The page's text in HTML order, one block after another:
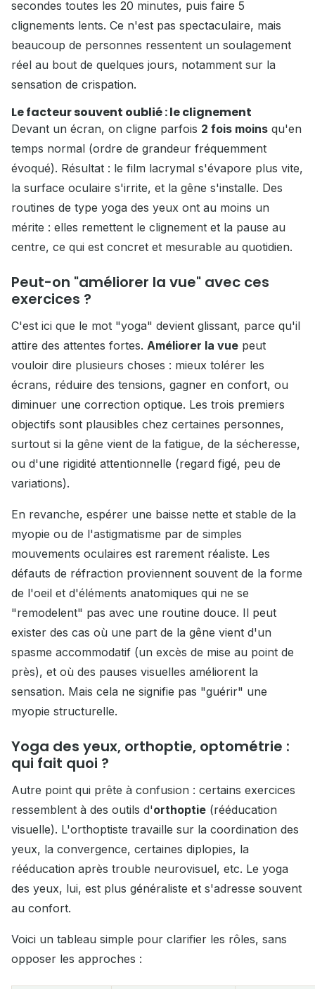
secondes toutes les 20 minutes, puis faire 5
clignements lents. Ce n'est pas spectaculaire, mais
beaucoup de personnes ressentent un soulagement
réel au bout de quelques jours, notamment sur la
sensation de crispation.
Le facteur souvent oublié : le clignement
Devant un écran, on cligne parfois 2 fois moins qu'en
temps normal (ordre de grandeur fréquemment
évoqué). Résultat : le film lacrymal s'évapore plus vite,
la surface oculaire s'irrite, et la gêne s'installe. Des
routines de type yoga des yeux ont au moins un
mérite : elles remettent le clignement et la pause au
centre, ce qui est concret et mesurable au quotidien.
Peut-on "améliorer la vue" avec ces
exercices ?
C'est ici que le mot "yoga" devient glissant, parce qu'il
attire des attentes fortes. Améliorer la vue peut
vouloir dire plusieurs choses : mieux tolérer les
écrans, réduire des tensions, gagner en confort, ou
diminuer une correction optique. Les trois premiers
objectifs sont plausibles chez certaines personnes,
surtout si la gêne vient de la fatigue, de la sécheresse,
ou d'une rigidité attentionnelle (regard figé, peu de
variations).
En revanche, espérer une baisse nette et stable de la
myopie ou de l'astigmatisme par de simples
mouvements oculaires est rarement réaliste. Les
défauts de réfraction proviennent souvent de la forme
de l'oeil et d'éléments anatomiques qui ne se
"remodelent" pas avec une routine douce. Il peut
exister des cas où une part de la gêne vient d'un
spasme accommodatif (un excès de mise au point de
près), et où des pauses visuelles améliorent la
sensation. Mais cela ne signifie pas "guérir" une
myopie structurelle.
Yoga des yeux, orthoptie, optométrie :
qui fait quoi ?
Autre point qui prête à confusion : certains exercices
ressemblent à des outils d'orthoptie (rééducation
visuelle). L'orthoptiste travaille sur la coordination des
yeux, la convergence, certaines diplopies, la
rééducation après trouble neurovisuel, etc. Le yoga
des yeux, lui, est plus généraliste et s'adresse souvent
au confort.
Voici un tableau simple pour clarifier les rôles, sans
opposer les approches :